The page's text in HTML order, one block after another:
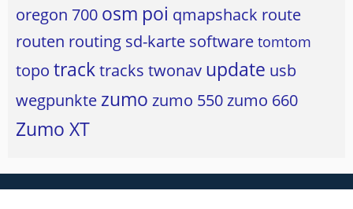
oregon 700 osm poi qmapshack route
routen routing sd-karte software tomtom
topo tracktracks twonav update usb
wegpunkte zumo zumo 550zumo 660
Zumo XT